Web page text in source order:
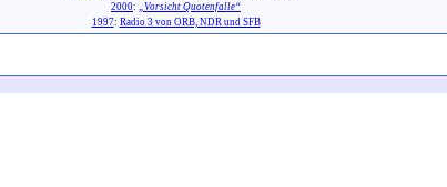
2000: „Vorsicht Quotenfalle“
1997: Radio 3 von ORB, NDR und SFB